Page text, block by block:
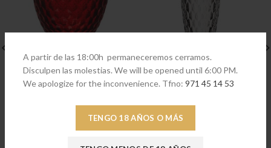
A partir de las 18:00h permaneceremos cerramos.
Disculpen las molestias. We will be opened until 6:00 PM.
We apologize for the inconvenience. Tfno: 971 45 14 53
TENGO 18 AÑOS O MÁS